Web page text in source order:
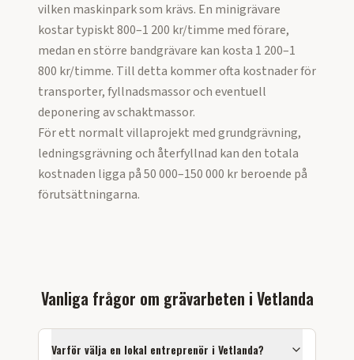
vilken maskinpark som krävs. En minigrävare
kostar typiskt 800–1 200 kr/timme med förare,
medan en större bandgrävare kan kosta 1 200–1
800 kr/timme. Till detta kommer ofta kostnader för
transporter, fyllnadsmassor och eventuell
deponering av schaktmassor.
För ett normalt villaprojekt med grundgrävning,
ledningsgrävning och återfyllnad kan den totala
kostnaden ligga på 50 000–150 000 kr beroende på
förutsättningarna.
Vanliga frågor om grävarbeten i Vetlanda
Varför välja en lokal entreprenör i Vetlanda?